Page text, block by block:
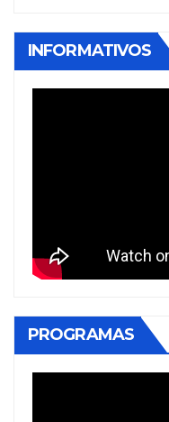
INFORMATIVOS
PROGRAMAS